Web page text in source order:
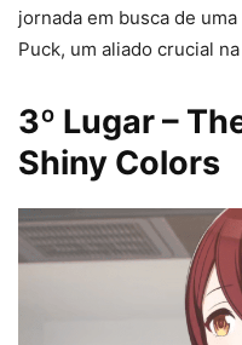
jornada em busca de
Puck, um aliado crucial
3º Lugar –
Shiny Colors